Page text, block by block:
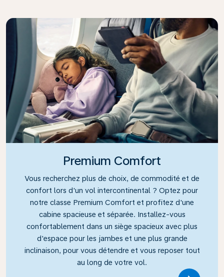
Premium Comfort
Vous recherchez plus de choix, de commodité et de
confort lors d'un vol intercontinental ? Optez pour
notre classe Premium Comfort et profitez d'une
cabine spacieuse et séparée. Installez-vous
confortablement dans un siège spacieux avec plus
d'espace pour les jambes et une plus grande
inclinaison, pour vous détendre et vous reposer tout
au long de votre vol.